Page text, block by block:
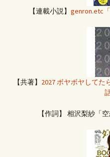
【連載小説】 genron.etc
【共著】 2027 ボヤボヤしてた
【作詞】 相沢梨紗「